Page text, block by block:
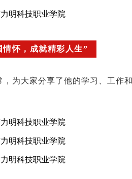
情怀， 成就精彩人生”
为大家分享了他的学习、工作